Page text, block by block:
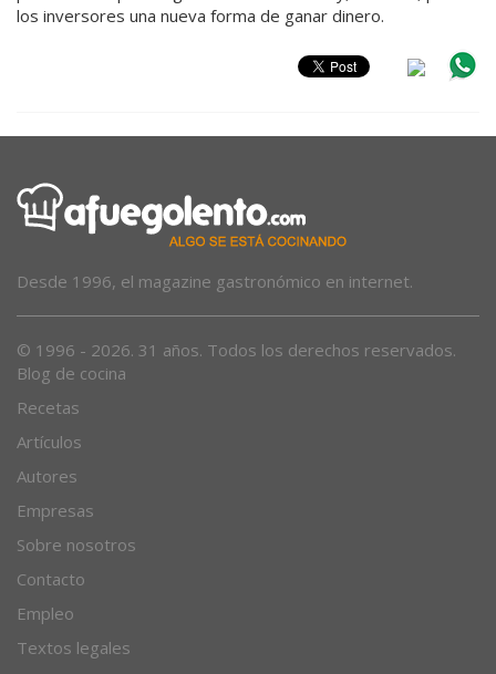
los inversores una nueva forma de ganar dinero.
Desde 1996, el magazine gastronómico en internet.
© 1996 - 2026. 31 años. Todos los derechos reservados.
Blog de cocina
Recetas
Artículos
Autores
Empresas
Sobre nosotros
Contacto
Empleo
Textos legales